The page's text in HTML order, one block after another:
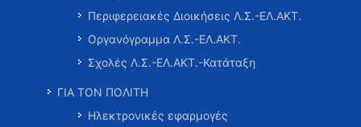
Περιφερειακές Διοικήσεις Λ.Σ.-ΕΛ.ΑΚΤ.
Οργανόγραμμα Λ.Σ.-ΕΛ.ΑΚΤ.
Σχολές Λ.Σ.-ΕΛ.ΑΚΤ.-Κατάταξη
ΓΙΑ ΤΟΝ ΠΟΛΙΤΗ
Ηλεκτρονικές εφαρμογές